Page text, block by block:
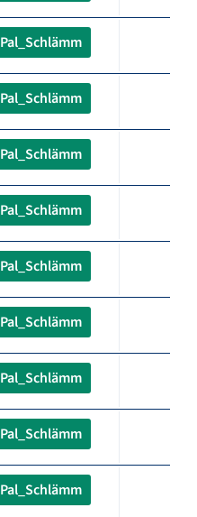
Pal_Schlämm
Pal_Schlämm
Pal_Schlämm
Pal_Schlämm
Pal_Schlämm
Pal_Schlämm
Pal_Schlämm
Pal_Schlämm
Pal_Schlämm